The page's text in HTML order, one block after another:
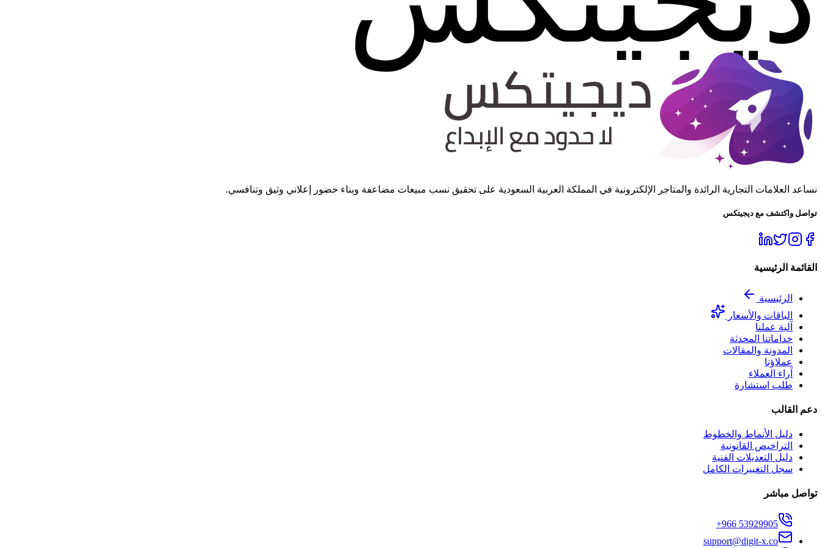
نساعد العلامات التجارية الرائدة والمتاجر الإلكترونية في المملكة العربية السعودية على تحقيق نسب مبيعات مضاعفة وبناء حضور إعلاني وثيق وتنافسي.
تواصل واكتشف مع ديجيتكس
القائمة الرئيسية
الرئيسية
الباقات والأسعار
آلية عملنا
خداماتنا المحدثة
المدونة والمقالات
عملاؤنا
آراء العملاء
طلب استشارة
دعم القالب
دليل الأنماط والخطوط
التراخيص القانونية
دليل التعديلات الفنية
سجل التغييرات الكامل
تواصل مباشر
+966 53929905
support@digit-x.co